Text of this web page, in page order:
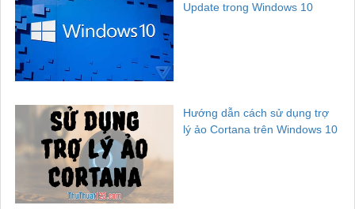
Update trong Windows 10
Hướng dẫn cách sử dụng trợ
lý ảo Cortana trên Windows 10